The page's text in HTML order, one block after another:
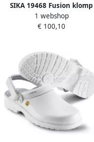
SIKA 19468 Fusion klomp
ESD OB | Zwart |
00.089.001.48
1 webshop
€ 100,10